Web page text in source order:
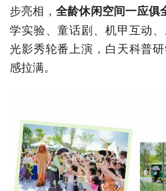
步亮相， 全龄休闲空间一应俱
学实验、童话剧、机甲互动
光影秀轮番上演，白天科普
感拉满。